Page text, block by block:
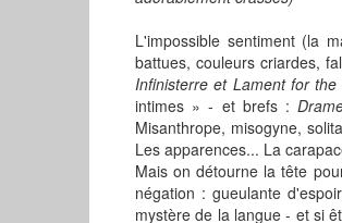
L'impossible sentiment (la
battues, couleurs criardes,
Infinisterre et Lament for
intimes » - et brefs :
Misanthrope, misogyne,
Les apparences... La
Mais on détourne la tête
négation : gueulante
mystère de la langue - et si